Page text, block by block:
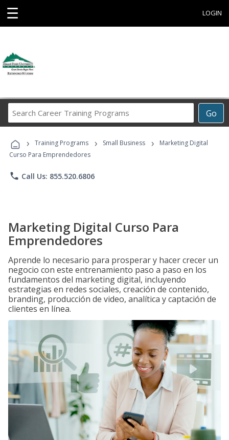
☰ LOGIN
Go
Career
Programs
› Training Programs › Small Business ›
Marketing Digital
Curso Para Emprendedores
phone Call Us: 855.520.6806
Marketing Digital Curso Para
Emprendedores
Aprende lo necesario para prosperar y hacer crecer un
negocio con este entrenamiento paso a paso en los
fundamentos del marketing digital, incluyendo
estrategias en redes sociales, creación de contenido,
branding, producción de video, analítica y captación de
clientes en línea.